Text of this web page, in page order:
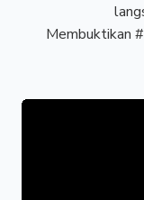
Membuktikan